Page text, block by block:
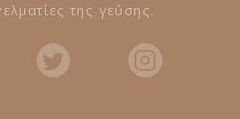
της γεύσης.